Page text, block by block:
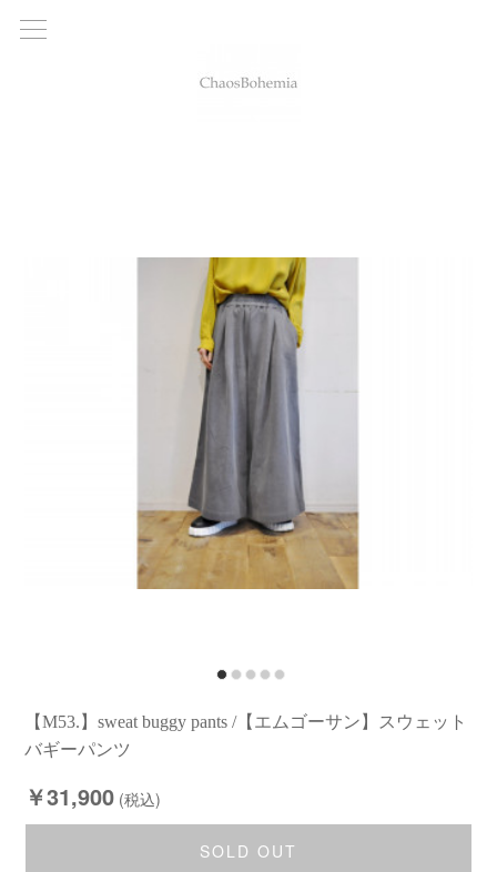
【M53.】sweat buggy pants /【エムゴーサン】スウェット
バギーパンツ
￥31,900 (税込)
SOLD OUT